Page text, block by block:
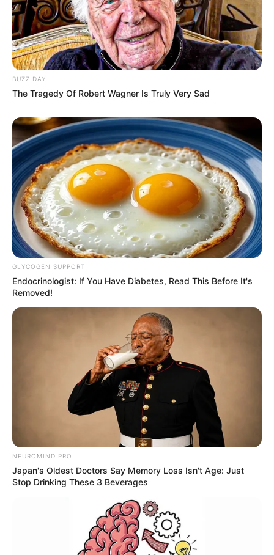
BUZZ DAY
The Tragedy Of Robert Wagner Is Truly Very Sad
GLYCOGEN SUPPORT
Endocrinologist: If You Have Diabetes, Read This Before It's
Removed!
NEUROMIND PRO
Japan's Oldest Doctors Say Memory Loss Isn't Age: Just
Stop Drinking These 3 Beverages